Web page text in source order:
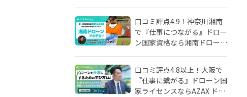
口コミ評点4.9！神奈川湘南
で『仕事につながる』ドロー
ン国家資格なら湘南ドローン
口コミ評点4.8以上！大阪で
『仕事に繋がる』ドローン国
家ライセンスならAZAX ドロ